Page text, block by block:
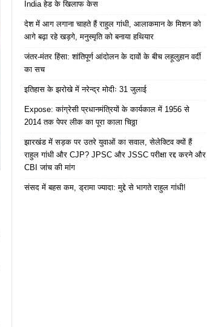
India हेड के खिलाफ केस
देश में आग लगाना चाहते हैं राहुल गांधी, आलाकमान के मिशन को
आगे बढ़ा रहे खड़गे, मनुस्मृति को बनाया हथियार
जंतर-मंतर हिंसा: शांतिपूर्ण आंदोलन के दावों के बीच लहूलुहान वर्दी
का सच
इतिहास के झरोखे में नरेन्द्र मोदीः 31 जुलाई
Expose: कांग्रेसी प्रधानमंत्रियों के कार्यकाल में 1956 से
2014 तक पेपर लीक का पूरा काला चिठ्ठा
झारखंड में सड़क पर उतरे युवाओं का सवाल, सेलेक्टिव क्यों हैं
राहुल गांधी और CJP? JPSC और JSSC परीक्षा रद्द करने और
CBI जांच की मांग
संसद में बहस कम, ड्रामा ज्यादा: मुद्दे से भागते राहुल गांधी!